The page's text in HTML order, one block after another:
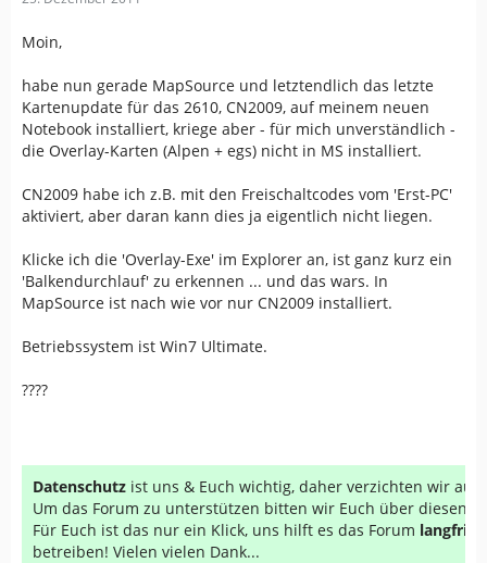
tut mir leid für diejenigen die noch mit älteren geräten
unterwegs sind und auf solche overlays angewiesen sind.
aber die tatsachen sind nun mal so wie se sind
Moin,
habe nun gerade MapSource und letztendlich das letzte
Kartenupdate für das 2610, CN2009, auf meinem neuen
Notebook installiert, kriege aber - für mich unverständlich -
die Overlay-Karten (Alpen + egs) nicht in MS installiert.
CN2009 habe ich z.B. mit den Freischaltcodes vom 'Erst-PC'
aktiviert, aber daran kann dies ja eigentlich nicht liegen.
Klicke ich die 'Overlay-Exe' im Explorer an, ist ganz kurz ein
'Balkendurchlauf' zu erkennen ... und das wars. In
MapSource ist nach wie vor nur CN2009 installiert.
Betriebssystem ist Win7 Ultimate.
????
Datenschutz ist uns & Euch wichtig, daher verzichten wir auf
Um das Forum zu unterstützen bitten wir Euch über diesen
Für Euch ist das nur ein Klick, uns hilft es das Forum
betreiben! Vielen vielen Dank...